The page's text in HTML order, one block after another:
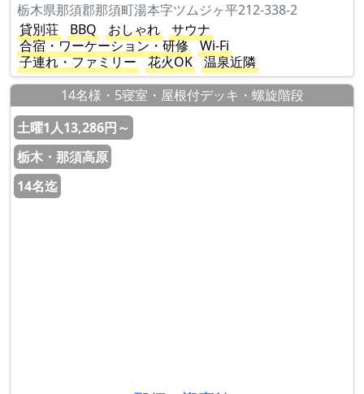
栃木県那須郡那須町湯本字ツムジヶ平212-338-2
貸別荘
BBQ おしゃれ
サウナ
合宿・ワーケーション・研修
Wi-Fi
子連れ・ファミリー
花火OK
温泉近隣
14名様・5寝室・屋根付デッキ・螺旋階段
土曜1人13,286円～
栃木・那須高原
14名迄